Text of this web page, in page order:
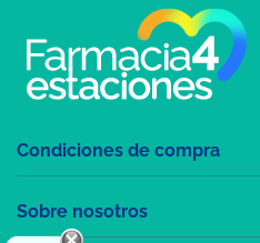
Condiciones de compra
Sobre nosotros